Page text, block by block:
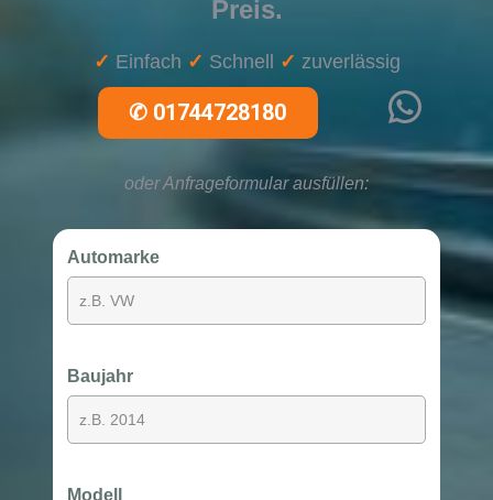
Preis.
✓ Einfach ✓ Schnell ✓ zuverlässig
✆ 01744728180 WhatsApp
oder Anfrageformular ausfüllen:
Automarke
Baujahr
Modell